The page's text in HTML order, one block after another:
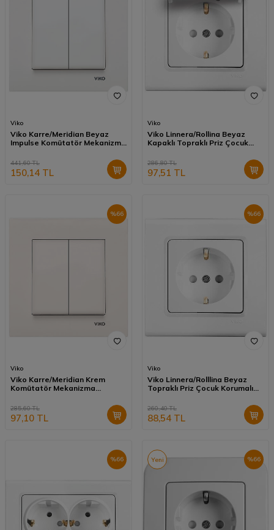
Viko
Viko Karre/Meridian Beyaz
Impulse Komütatör Mekanizma
441,60TL
150,14 TL
Viko
Viko Linnera/Rollina Beyaz
Kapaklı Topraklı Priz Çocuk
Hariç) 90440012
286,80TL
97,51 TL
%66
Viko
Viko Karre/Meridian Krem
Komütatör Mekanizma
285,60TL
97,10 TL
%66
Viko
Viko Linnera/Rolllina Beyaz
Topraklı Priz Çocuk Korumalı
Hariç) 90440042
260,40TL
88,54 TL
%66 %66
Yeni